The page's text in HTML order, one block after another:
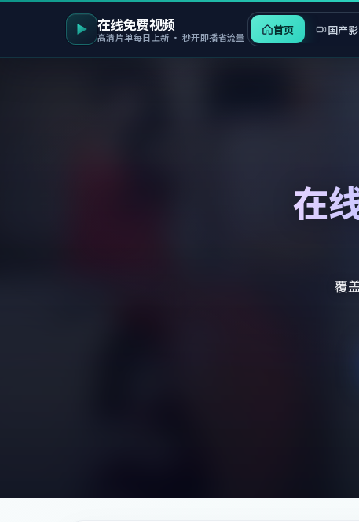
在线免费视频
高清片单每日上新 · 秒开即播省流量 首页 国产
在
覆